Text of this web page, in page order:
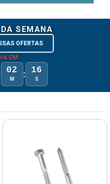
SEMANA
OFERTAS
EM:
02
M : 16
S